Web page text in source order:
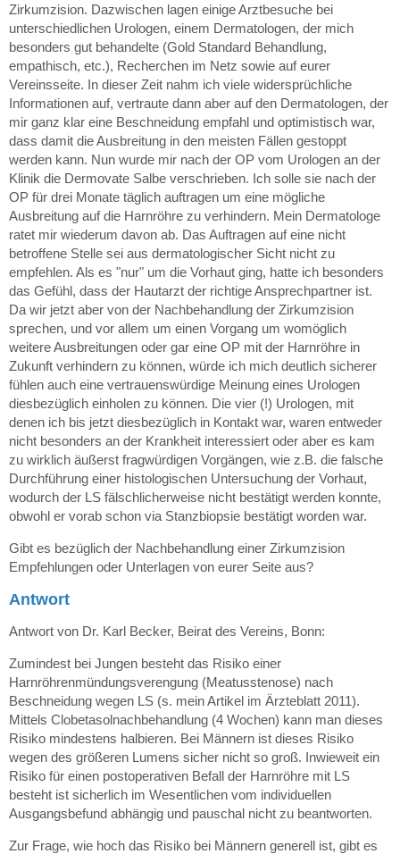
Zirkumzision. Dazwischen lagen einige Arztbesuche bei
unterschiedlichen Urologen, einem Dermatologen, der mich
besonders gut behandelte (Gold Standard Behandlung,
empathisch, etc.), Recherchen im Netz sowie auf eurer
Vereinsseite. In dieser Zeit nahm ich viele widersprüchliche
Informationen auf, vertraute dann aber auf den Dermatologen, der
mir ganz klar eine Beschneidung empfahl und optimistisch war,
dass damit die Ausbreitung in den meisten Fällen gestoppt
werden kann. Nun wurde mir nach der OP vom Urologen an der
Klinik die Dermovate Salbe verschrieben. Ich solle sie nach der
OP für drei Monate täglich auftragen um eine mögliche
Ausbreitung auf die Harnröhre zu verhindern. Mein Dermatologe
ratet mir wiederum davon ab. Das Auftragen auf eine nicht
betroffene Stelle sei aus dermatologischer Sicht nicht zu
empfehlen. Als es "nur" um die Vorhaut ging, hatte ich besonders
das Gefühl, dass der Hautarzt der richtige Ansprechpartner ist.
Da wir jetzt aber von der Nachbehandlung der Zirkumzision
sprechen, und vor allem um einen Vorgang um womöglich
weitere Ausbreitungen oder gar eine OP mit der Harnröhre in
Zukunft verhindern zu können, würde ich mich deutlich sicherer
fühlen auch eine vertrauenswürdige Meinung eines Urologen
diesbezüglich einholen zu können. Die vier (!) Urologen, mit
denen ich bis jetzt diesbezüglich in Kontakt war, waren entweder
nicht besonders an der Krankheit interessiert oder aber es kam
zu wirklich äußerst fragwürdigen Vorgängen, wie z.B. die falsche
Durchführung einer histologischen Untersuchung der Vorhaut,
wodurch der LS fälschlicherweise nicht bestätigt werden konnte,
obwohl er vorab schon via Stanzbiopsie bestätigt worden war.
Gibt es bezüglich der Nachbehandlung einer Zirkumzision
Empfehlungen oder Unterlagen von eurer Seite aus?
Antwort
Antwort von Dr. Karl Becker, Beirat des Vereins, Bonn:
Zumindest bei Jungen besteht das Risiko einer
Harnröhrenmündungsverengung (Meatusstenose) nach
Beschneidung wegen LS (s. mein Artikel im Ärzteblatt 2011).
Mittels Clobetasolnachbehandlung (4 Wochen) kann man dieses
Risiko mindestens halbieren. Bei Männern ist dieses Risiko
wegen des größeren Lumens sicher nicht so groß. Inwieweit ein
Risiko für einen postoperativen Befall der Harnröhre mit LS
besteht ist sicherlich im Wesentlichen vom individuellen
Ausgangsbefund abhängig und pauschal nicht zu beantworten.
Zur Frage, wie hoch das Risiko bei Männern generell ist, gibt es